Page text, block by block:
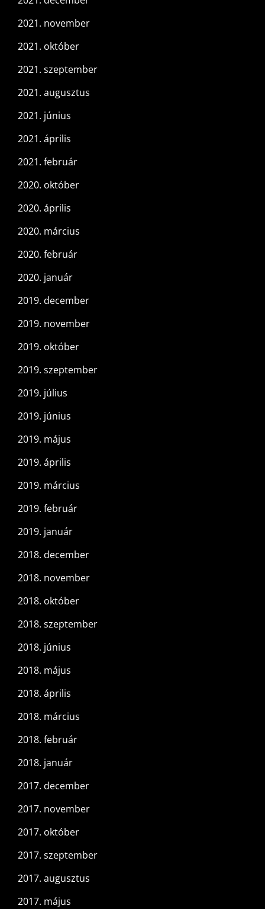
2021. november
2021. október
2021. szeptember
2021. augusztus
2021. június
2021. április
2021. február
2020. október
2020. április
2020. március
2020. február
2020. január
2019. december
2019. november
2019. október
2019. szeptember
2019. július
2019. június
2019. május
2019. április
2019. március
2019. február
2019. január
2018. december
2018. november
2018. október
2018. szeptember
2018. június
2018. május
2018. április
2018. március
2018. február
2018. január
2017. december
2017. november
2017. október
2017. szeptember
2017. augusztus
2017. május